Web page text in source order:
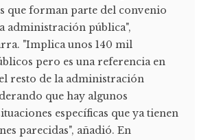
que forman parte del convenio
administración pública",
"Implica unos 140 mil
pero es una referencia en
resto de la administración
que hay algunos
específicas que ya tienen
parecidas", añadió. En